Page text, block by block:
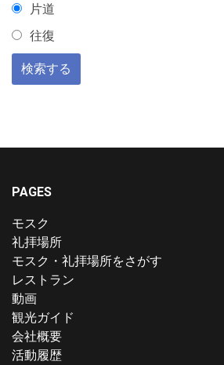
片道
往復
PAGES
モスク
礼拝場所
モスク・礼拝場所をさがす
レストラン
動画
観光ガイド
会社概要
活動履歴